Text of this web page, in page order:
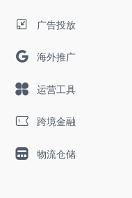
广告投放
海外推广
运营工具
跨境金融
物流仓储